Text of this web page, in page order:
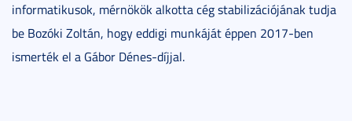
informatikusok, mérnökök alkotta cég stabilizációjának tudja
be Bozóki Zoltán, hogy eddigi munkáját éppen 2017-ben
ismerték el a Gábor Dénes-díjjal.